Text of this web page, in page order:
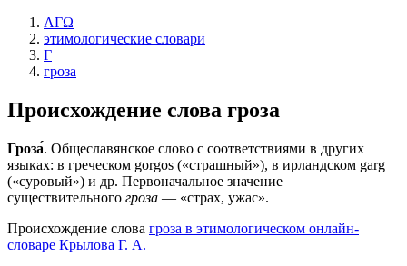
ΛΓΩ
этимологические словари
Г
гроза
Происхождение слова гроза
Гроза́. Общеславянское слово с соответствиями в других
языках: в греческом gorgos («страшный»), в ирландском garg
(«суровый») и др. Первоначальное значение
существительного гроза — «страх, ужас».
Происхождение слова гроза в этимологическом онлайн-
словаре Крылова Г. А.